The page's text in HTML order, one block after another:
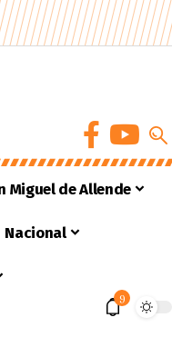
Miguel de Allende
Nacional
9